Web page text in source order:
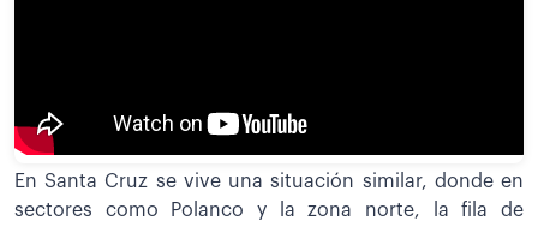
En Santa Cruz se vive una situación similar, donde en
sectores como Polanco y la zona norte, la fila de